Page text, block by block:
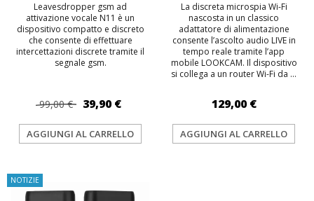
Leavesdropper gsm ad
attivazione vocale N11 è un
dispositivo compatto e discreto
che consente di effettuare
intercettazioni discrete tramite il
segnale gsm.
99,00 € 39,90 €
AGGIUNGI AL CARRELLO
La discreta microspia Wi-Fi
nascosta in un classico
adattatore di alimentazione
consente l’ascolto audio LIVE in
tempo reale tramite l’app
mobile LOOKCAM. Il dispositivo
si collega a un router Wi-Fi da ...
129,00 €
AGGIUNGI AL CARRELLO
NOTIZIE